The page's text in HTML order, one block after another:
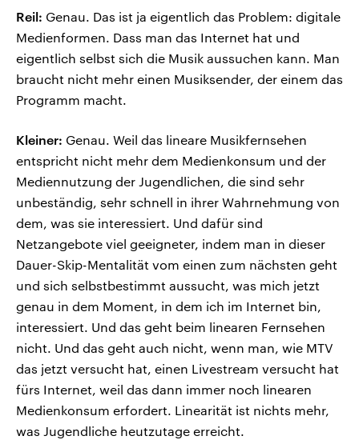
Reil: Genau. Das ist ja eigentlich das Problem: digitale
Medienformen. Dass man das Internet hat und
eigentlich selbst sich die Musik aussuchen kann. Man
braucht nicht mehr einen Musiksender, der einem das
Programm macht.
Kleiner: Genau. Weil das lineare Musikfernsehen
entspricht nicht mehr dem Medienkonsum und der
Mediennutzung der Jugendlichen, die sind sehr
unbeständig, sehr schnell in ihrer Wahrnehmung von
dem, was sie interessiert. Und dafür sind
Netzangebote viel geeigneter, indem man in dieser
Dauer-Skip-Mentalität vom einen zum nächsten geht
und sich selbstbestimmt aussucht, was mich jetzt
genau in dem Moment, in dem ich im Internet bin,
interessiert. Und das geht beim linearen Fernsehen
nicht. Und das geht auch nicht, wenn man, wie MTV
das jetzt versucht hat, einen Livestream versucht hat
fürs Internet, weil das dann immer noch linearen
Medienkonsum erfordert. Linearität ist nichts mehr,
was Jugendliche heutzutage erreicht.